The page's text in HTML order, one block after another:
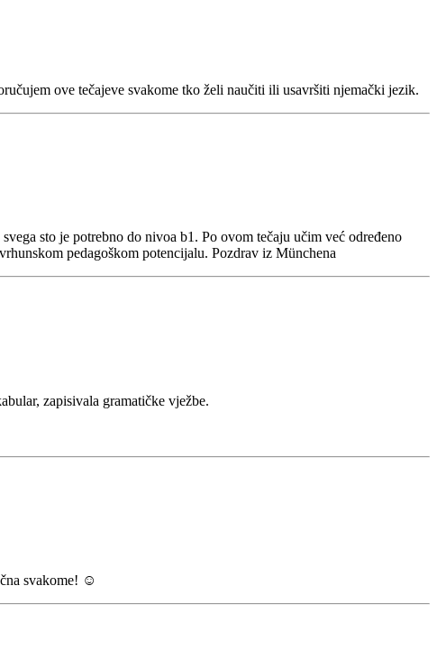
ove tečajeve svakome tko želi naučiti ili usavršiti njemački jezik.
sto je potrebno do nivoa b1. Po ovom tečaju učim već određeno
pedagoškom potencijalu. Pozdrav iz Münchena
zapisivala gramatičke vježbe.
svakome! ☺️